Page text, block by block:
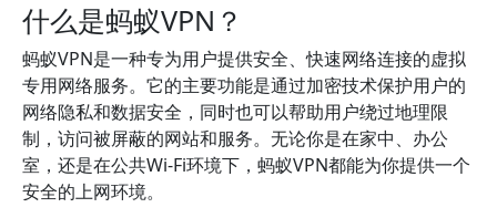
什么是蚂蚁VPN？
蚂蚁VPN是一种专为用户提供安全、快速网络连接的虚拟
专用网络服务。它的主要功能是通过加密技术保护用户的
网络隐私和数据安全，同时也可以帮助用户绕过地理限
制，访问被屏蔽的网站和服务。无论你是在家中、办公
室，还是在公共Wi-Fi环境下，蚂蚁VPN都能为你提供一个
安全的上网环境。